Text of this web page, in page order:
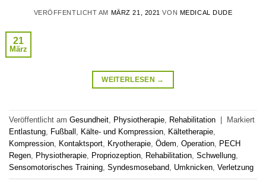
VERÖFFENTLICHT AM MÄRZ 21, 2021 VON MEDICAL DUDE
21
März
WEITERLESEN →
Veröffentlicht am Gesundheit Physiotherapie Rehabilitation
Markiert
Entlastung
Fußball Kälte- und Kompression Kältetherapie
Kompression
Kontaktsport Kryotherapie Ödem Operation
PECH
Regen
Physiotherapie Propriozeption Rehabilitation Schwellung
Sensomotorisches Training Syndesmoseband Umknicken Verletzung